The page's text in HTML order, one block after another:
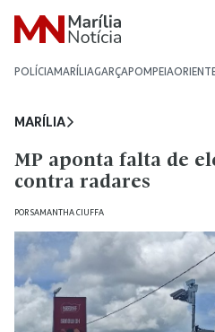
POLÍCIAMARÍLIAGARÇAPOMPEIA
MARÍLIA
MP aponta falta de
contra radares
PORSAMANTHA CIUFFA